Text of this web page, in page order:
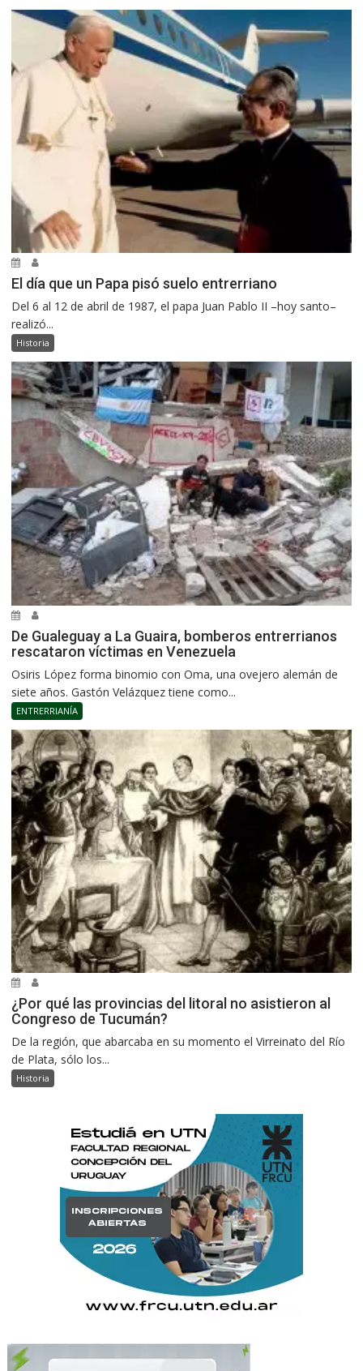
El día que un Papa pisó suelo entrerriano
Del 6 al 12 de abril de 1987, el papa Juan Pablo II –hoy santo–
realizó...
Historia
De Gualeguay a La Guaira, bomberos entrerrianos
rescataron víctimas en Venezuela
Osiris López forma binomio con Oma, una ovejero alemán de
siete años. Gastón Velázquez tiene como...
ENTRERRIANÍA
¿Por qué las provincias del litoral no asistieron al
Congreso de Tucumán?
De la región, que abarcaba en su momento el Virreinato del Río
de Plata, sólo los...
Historia